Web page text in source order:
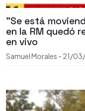
"Se está
en la RM quedó
en vivo
Samuel Morales - 21/